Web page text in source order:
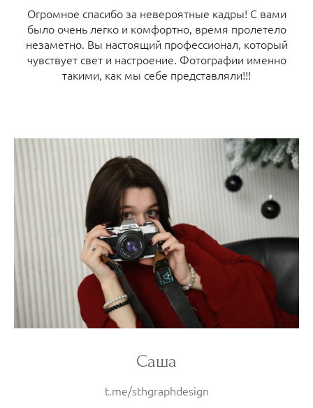
Огромное спасибо за невероятные кадры! С вами
было очень легко и комфортно, время пролетело
незаметно. Вы настоящий профессионал, который
чувствует свет и настроение. Фотографии именно
такими, как мы себе представляли!!!
Саша
t.me/sthgraphdesign